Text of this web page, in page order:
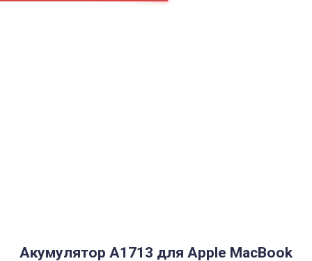
Акумулятор A1713 для Apple MacBook